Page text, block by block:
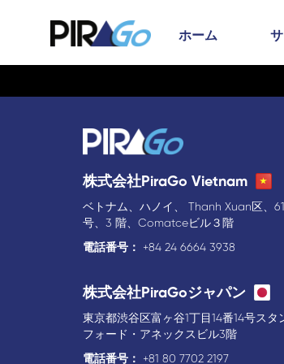
ホーム
株式会社PiraGo Vietnam
ベトナム、ハノイ、 Thanh Xuan区、61
号、3 階、Comatceビル３階
電話番号：
+84 24 6664 3938
株式会社PiraGoジャパン
東京都渋谷区富ヶ谷1丁目14番14号スタ
フォード・アネックスビル3階
電話番号：
+81 80 7702 2197